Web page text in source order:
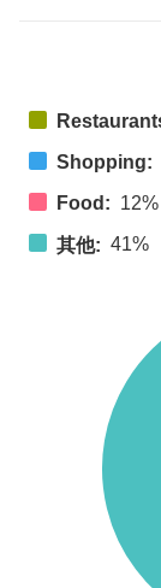
Shopping:
Food: 12%
其他: 41%